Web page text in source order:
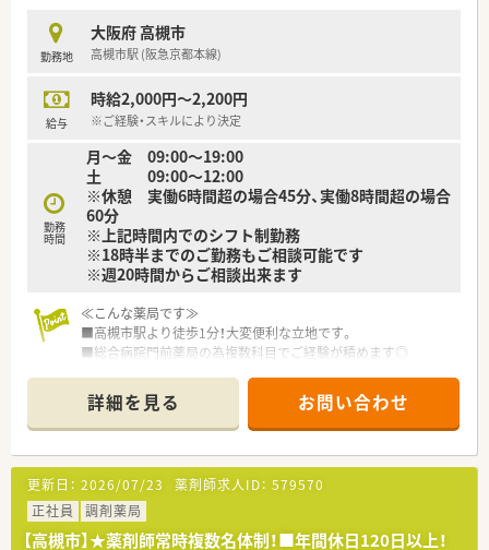
今後も病院の「敷地内薬局」の推進、女性客の取り込みを狙う
店舗でデザインの一新。
M&Aによる店舗拡大と業界のリーディングカンパニーとして
■どの店舗も、最新システムが整っています！
■「社員第一主義」を掲げている同社では、福利厚生面が手厚く
年間休日120日以上、「連続休暇制度（年に1回、最大9連休を取
得できる制度）」等
プライベートも充実出来る様にワークライフバランスを後押
ししてくれる制度が充実しています。
■社員割引制度、財形貯蓄制度、スポーツジム優待等が受けられ
る他、
■産休・育休・時短勤務者2,000人以上等、どれも業界トップクラ
スの実績!
産休、育休取得はもちろんのこと、育児短時間勤務制度を実施
育児休業より復帰後、1日最大2時間短縮して勤務できる制度
です。
法律では3歳までですが、同社では小学校就学時までの期間利
用可能♪
■転居を伴う異動のある採用枠もありますが(転居を伴わない採
帰省旅費（年2回5万円まで）と帰省休暇（連続4日間）を受けら
れます。
勤務地
大阪府 高槻市
高槻市駅 (阪急京都本線)
給与
時給2,000円～2,200円
※ご経験・スキルにより決定
勤務
時間
月〜金 09:00〜19:00
土 09:00〜12:00
※休憩 実働6時間超の場合45分、実働8時間超の場合
60分
※上記時間内でのシフト制勤務
※18時半までのご勤務もご相談可能です
※週20時間からご相談出来ます
≪こんな薬局です≫
■高槻市駅より徒歩1分！大変便利な立地です。
■総合病院門前薬局の為複数科目でご経験が積めます◎
です！
≪法人特徴≫
■全国に1,000店舗以上を展開する大手調剤薬局です。
■東京大学病院をはじめ全国の病院の敷地内に薬局を持ってい
ます。
病診薬連携を強化することで、地域にお住いの患者様に高度な
医療の提供を実現しています。
詳細を見る お問い合わせ
更新日： 2026/07/23 薬剤師求人ID： 579570
正社員
調剤薬局
【高槻市】★薬剤師常時複数名体制！■年間休日120日以上！